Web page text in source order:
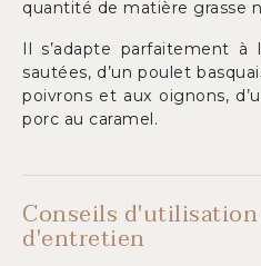
quantité de matière grasse
Il s’adapte parfaitement à
sautées, d’un poulet
poivrons et aux oignons,
porc au caramel.
Conseils
d'entretien